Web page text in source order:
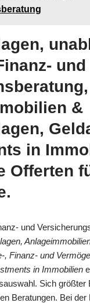
und
&
in
Offerten
und
, Finanz- und
in Immobilien
Sich größter
Beratungen. Bei der